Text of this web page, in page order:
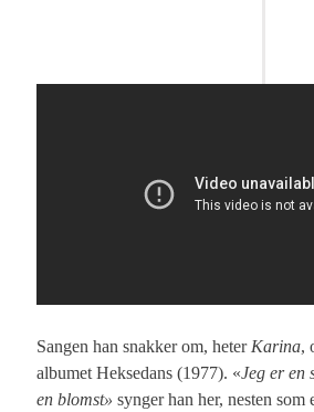
Sangen han snakker om, heter Karina,
albumet Heksedans (1977). «Jeg er en
en blomst»synger han her, nesten som